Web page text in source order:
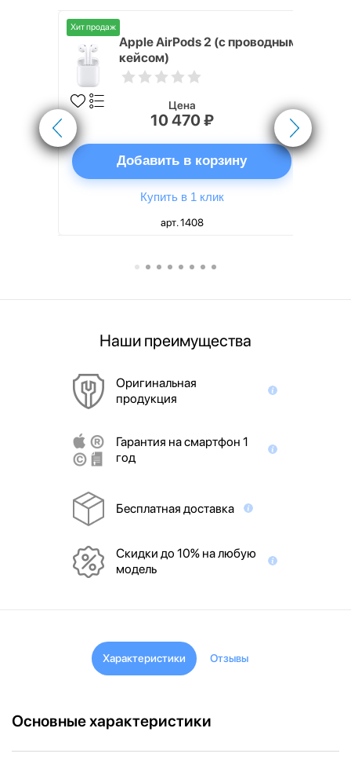
Хит продаж
Apple AirPods 2 (с проводным
кейсом)
Цена
10 470 ₽
Добавить в корзину
Купить в 1 клик
арт. 1408
Наши преимущества
Оригинальная
продукция
Гарантия на смартфон 1
год
Бесплатная доставка
Скидки до 10% на любую
модель
Характеристики Отзывы
Основные характеристики